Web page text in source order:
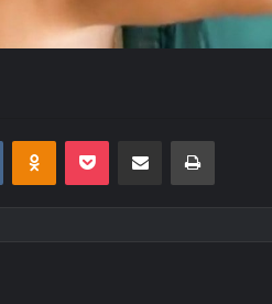
VKontakteOdnoklassniki
Pocket E-Posta ile paylaş Yazdır